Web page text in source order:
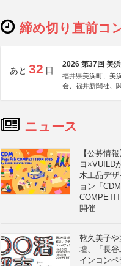
締め切り直前コ
あと 32 日
2026 第37回 美
福井県美浜町、美
会、福井新聞社、
ニュース
【公募情
ヨ×VUILD
木工品デ
ョン「
開催
乾久美子
壇、「長
インコン